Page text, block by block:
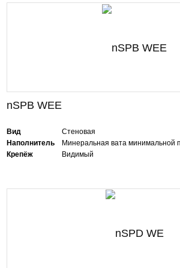
nSPB WEE
Вид
Стеновая
Наполнитель
Минеральная вата минимальной
Крепёж
Видимый